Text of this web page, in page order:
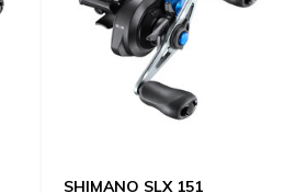
SHIMANO SLX 151